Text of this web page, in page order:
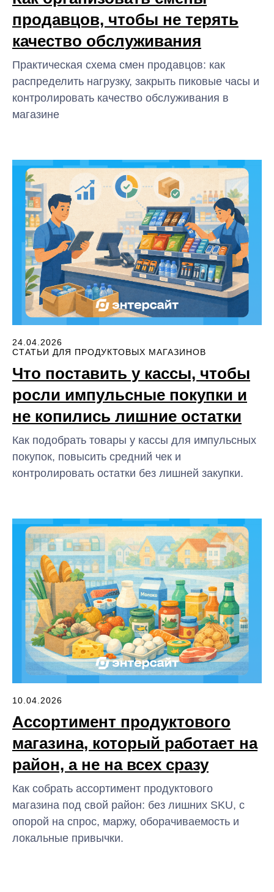
продавцов, чтобы не терять
качество обслуживания
Практическая схема смен продавцов: как
распределить нагрузку, закрыть пиковые часы и
контролировать качество обслуживания в
магазине
24.04.2026
СТАТЬИ ДЛЯ ПРОДУКТОВЫХ МАГАЗИНОВ
Что поставить у кассы, чтобы
росли импульсные покупки и
не копились лишние остатки
Как подобрать товары у кассы для импульсных
покупок, повысить средний чек и
контролировать остатки без лишней закупки.
10.04.2026
Ассортимент продуктового
магазина, который работает на
район, а не на всех сразу
Как собрать ассортимент продуктового
магазина под свой район: без лишних SKU, с
опорой на спрос, маржу, оборачиваемость и
локальные привычки.